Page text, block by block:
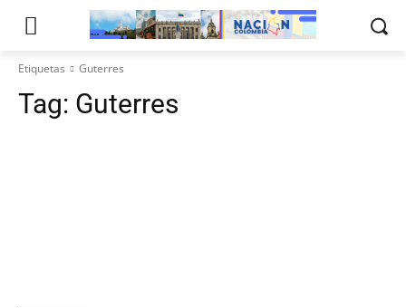
Etiquetas Guterres
Tag: Guterres